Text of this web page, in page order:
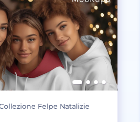
Felpe Natalizie